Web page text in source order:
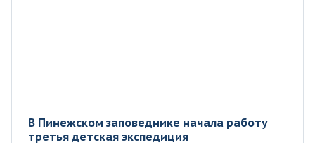
В Пинежском заповеднике начала работу
третья детская экспедиция